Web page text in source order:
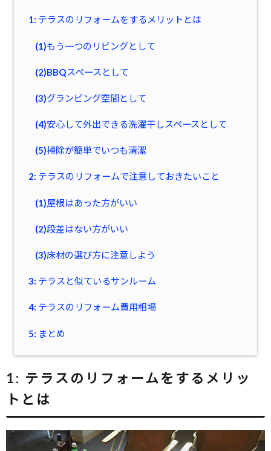
1: テラスのリフォームをするメリットとは
(1)もう一つのリビングとして
(2)BBQスペースとして
(3)グランピング空間として
(4)安心して外出できる洗濯干しスペースとして
(5)掃除が簡単でいつも清潔
2: テラスのリフォームで注意しておきたいこと
(1)屋根はあった方がいい
(2)段差はない方がいい
(3)床材の選び方に注意しよう
3: テラスと似ているサンルーム
4: テラスのリフォーム費用相場
5: まとめ
1: テラスのリフォームをするメリッ
トとは